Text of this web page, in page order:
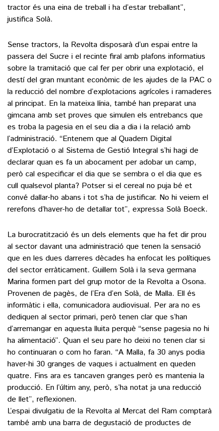
tractor és una eina de treball i ha d’estar treballant”,
justifica Solà.
Sense tractors, la Revolta disposarà d’un espai entre la
passera del Sucre i el recinte firal amb plafons informatius
sobre la tramitació que cal fer per obrir una explotació, el
destí del gran muntant econòmic de les ajudes de la PAC o
la reducció del nombre d’explotacions agrícoles i ramaderes
al principat. En la mateixa línia, també han preparat una
gimcana amb set proves que simulen els entrebancs que
es troba la pagesia en el seu dia a dia i la relació amb
l’administració. “Entenem que al Quadern Digital
d’Explotació o al Sistema de Gestió Integral s’hi hagi de
declarar quan es fa un abocament per adobar un camp,
però cal especificar el dia que se sembra o el dia que es
cull qualsevol planta? Potser si el cereal no puja bé et
convé dallar-ho abans i tot s’ha de justificar. No hi veiem el
rerefons d’haver-ho de detallar tot”, expressa Solà Boeck.
La burocratització és un dels elements que ha fet dir prou
al sector davant una administració que tenen la sensació
que en les dues darreres dècades ha enfocat les polítiques
del sector erràticament. Guillem Solà i la seva germana
Marina formen part del grup motor de la Revolta a Osona.
Provenen de pagès, de l’Era d’en Solà, de Malla. Ell és
informàtic i ella, comunicadora audiovisual. Per ara no es
dediquen al sector primari, però tenen clar que s’han
d’arremangar en aquesta lluita perquè “sense pagesia no hi
ha alimentació”. Quan el seu pare ho deixi no tenen clar si
ho continuaran o com ho faran. “A Malla, fa 30 anys podia
haver-hi 30 granges de vaques i actualment en queden
quatre. Fins ara es tancaven granges però es mantenia la
producció. En l’últim any, però, s’ha notat ja una reducció
de llet”, reflexionen.
L’espai divulgatiu de la Revolta al Mercat del Ram comptarà
també amb una barra de degustació de productes de